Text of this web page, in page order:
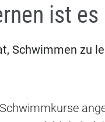
ist
Schwimmen zu